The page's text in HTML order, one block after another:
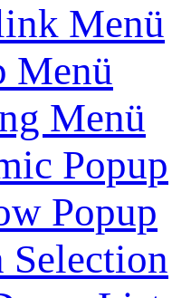
Menü
Menü
Menü
Popup
Popup
Selection